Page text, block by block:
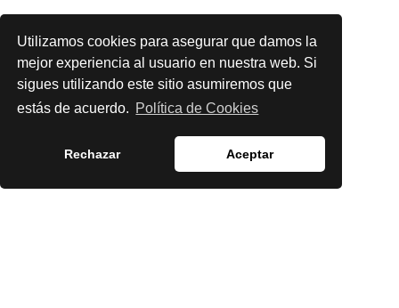
Utilizamos cookies para asegurar que damos la
mejor experiencia al usuario en nuestra web. Si
sigues utilizando este sitio asumiremos que
estás de acuerdo. Política de Cookies
Rechazar Aceptar